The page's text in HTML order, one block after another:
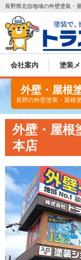
長野県北信地域の外壁塗装・
会社案内 塗装
外壁・屋根
長野の外壁塗装・屋根
外壁・屋根
本店